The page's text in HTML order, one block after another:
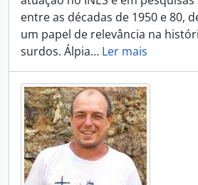
entre as décadas de 1950 e 80,
um papel de relevância na
surdos. Álpia… Ler mais